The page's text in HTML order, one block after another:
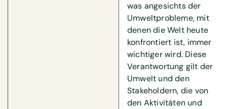
was angesichts der
Umweltprobleme, mit
denen die Welt heute
konfrontiert ist, immer
wichtiger wird. Diese
Verantwortung gilt der
Umwelt und den
Stakeholdern, die von
den Aktivitäten und